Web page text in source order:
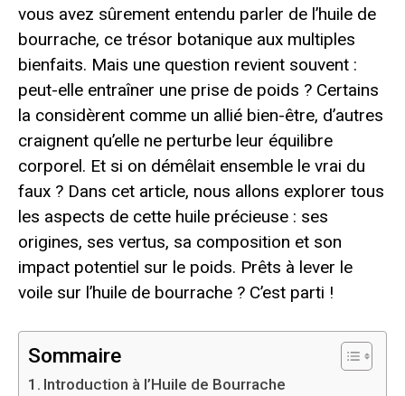
vous avez sûrement entendu parler de l’huile de
bourrache, ce trésor botanique aux multiples
bienfaits. Mais une question revient souvent :
peut-elle entraîner une prise de poids ? Certains
la considèrent comme un allié bien-être, d’autres
craignent qu’elle ne perturbe leur équilibre
corporel. Et si on démêlait ensemble le vrai du
faux ? Dans cet article, nous allons explorer tous
les aspects de cette huile précieuse : ses
origines, ses vertus, sa composition et son
impact potentiel sur le poids. Prêts à lever le
voile sur l’huile de bourrache ? C’est parti !
Sommaire
Introduction à l’Huile de Bourrache